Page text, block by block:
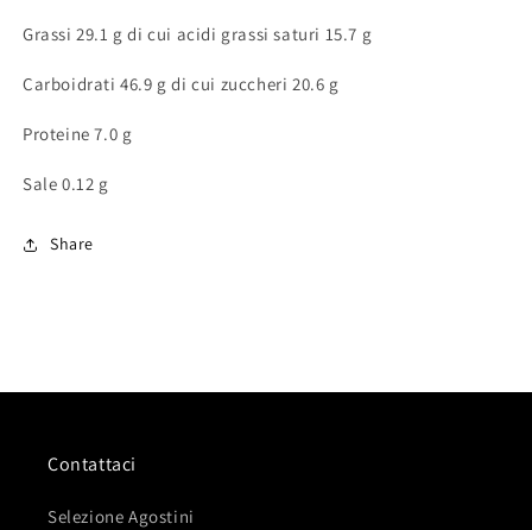
Grassi 29.1 g di cui acidi grassi saturi 15.7 g
Carboidrati 46.9 g di cui zuccheri 20.6 g
Proteine 7.0 g
Sale 0.12 g
Share
Contattaci
Selezione Agostini